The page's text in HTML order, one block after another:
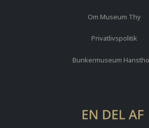
Om Museum Thy
Privatlivspolitik
Bunkermuseum